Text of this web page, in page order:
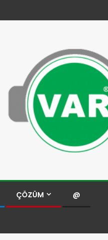
ÇÖZÜM @